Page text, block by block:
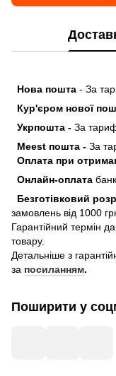
Нова пошта - За
Кур'єром нової
Укрпошта - За
Meest пошта - За
Оплата при
Онлайн-оплата
Безготівковий
замовлень від 1000
Гарантійний термін
товару.
Детальніше з
за посиланням.
Поширити у